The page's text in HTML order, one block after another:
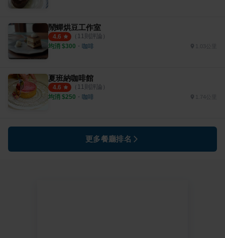
鬧蟬烘豆工作室
4.6 （ 11 則評論）
均消 $300 ・ 咖啡
夏班納咖啡館
4.6 （ 11 則評論）
均消 $250 ・ 咖啡 1.74公里
更多餐廳排名